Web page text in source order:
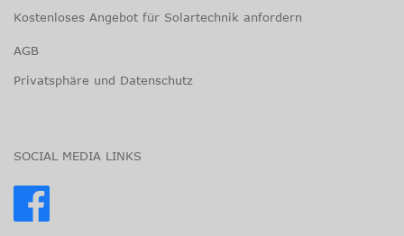
Kostenloses Angebot für Solartechnik anfordern
AGB
Privatsphäre und Datenschutz
SOCIAL MEDIA LINKS